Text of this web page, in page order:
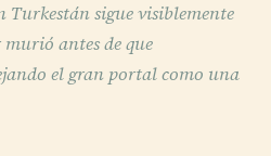
Turkestán sigue visiblemente
antes de que
el gran portal como una